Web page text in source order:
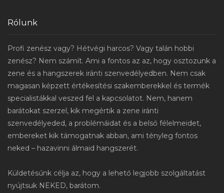
Rólunk
Profi zenész vagy? Hétvégi harcos? Vagy talán hobbi
zenész? Nem számít. Ami a fontos az az, hogy osztozunk a
zene és a hangszerek iránti szenvedélyedben. Nem csak
magasan képzett értékesítési szakemberekkel és termék
specialistákkal veszed fel a kapcsolatot. Nem, hanem
barátokat szerzel, kik megértik a zene iránti
szenvedélyeded, a problémáidat és a belső félelmeidet,
embereket kik támogatnak abban, ami tényleg fontos
neked – hazavinni álmaid hangszerét.
Küldetésűnk célja az, hogy a lehető legjobb szolgáltatást
nyújtsuk NEKED, barátom.